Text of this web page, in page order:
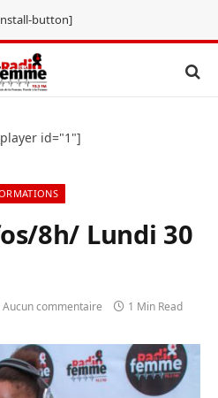
button]
id="1"]
8h/ Lundi 30
Aucun commentaire 1 Min Read